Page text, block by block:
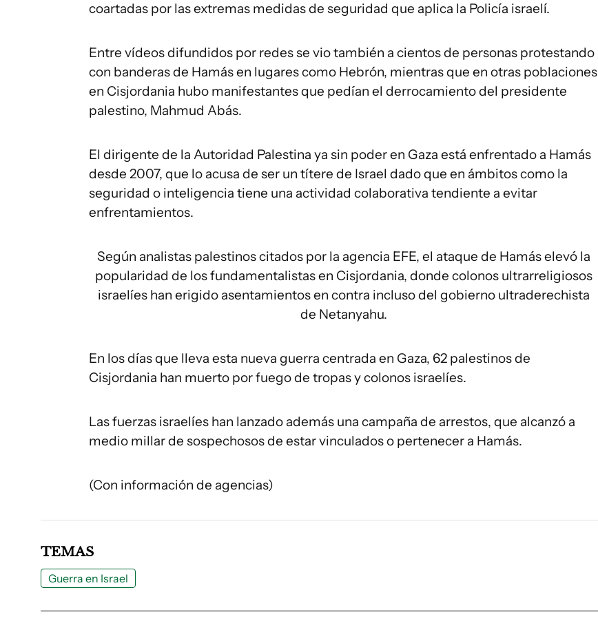
coartadas por las extremas medidas de seguridad que aplica la Policía israelí.
Entre vídeos difundidos por redes se vio también a cientos de personas protestando
con banderas de Hamás en lugares como Hebrón, mientras que en otras poblaciones
en Cisjordania hubo manifestantes que pedían el derrocamiento del presidente
palestino, Mahmud Abás.
El dirigente de la Autoridad Palestina ya sin poder en Gaza está enfrentado a Hamás
desde 2007, que lo acusa de ser un títere de Israel dado que en ámbitos como la
seguridad o inteligencia tiene una actividad colaborativa tendiente a evitar
enfrentamientos.
Según analistas palestinos citados por la agencia EFE, el ataque de Hamás elevó la
popularidad de los fundamentalistas en Cisjordania, donde colonos ultrarreligiosos
israelíes han erigido asentamientos en contra incluso del gobierno ultraderechista
de Netanyahu.
En los días que lleva esta nueva guerra centrada en Gaza, 62 palestinos de
Cisjordania han muerto por fuego de tropas y colonos israelíes.
Las fuerzas israelíes han lanzado además una campaña de arrestos, que alcanzó a
medio millar de sospechosos de estar vinculados o pertenecer a Hamás.
(Con información de agencias)
TEMAS
Guerra en Israel